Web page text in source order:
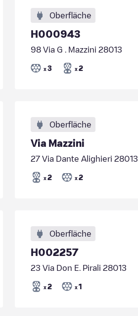
Oberfläche
H000943
98 Via G . Mazzini 28013
x 3 x 2
Oberfläche
Via Mazzini
27 Via Dante Alighieri 28013
x 2 x 2
Oberfläche
H002257
23 Via Don E. Pirali 28013
x 2 x 1